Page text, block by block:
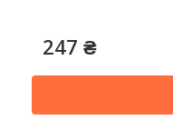
247 ₴